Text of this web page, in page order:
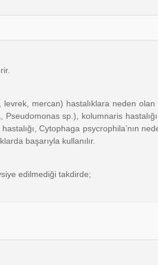
levrek, mercan) hastalıklara neden
sp.), kolumnaris
Cytophaga psycrophila’nın
başarıyla kullanılır.
edilmediği takdirde;